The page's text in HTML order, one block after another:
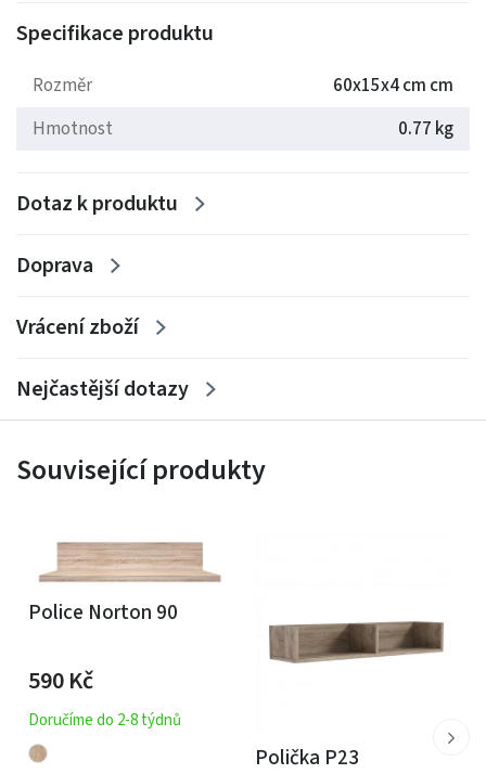
chrání povrch během přepravy a instalace.
Rozměry: 60x15x4 cm
Hmotnost: 0.8 kg
Specifikace produktu
Rozměr
60x15x4 cm cm
Hmotnost
0.77 kg
Dotaz k produktu
Doprava
Vrácení zboží
Nejčastější dotazy
Související produkty
Police Norton 90
590Kč
Doručíme do 2-8 týdnů
Polička P23